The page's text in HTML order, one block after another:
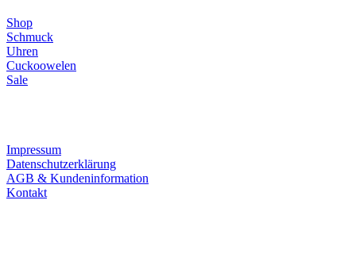
Shop
Schmuck
Uhren
Cuckoowelen
Sale
Impressum
Datenschutzerklärung
AGB & Kundeninformation
Kontakt